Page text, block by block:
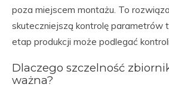
poza miejscem montażu. To
skuteczniejszą kontrolę parametrów
etap produkcji może podlegać
Dlaczego szczelność
ważna?